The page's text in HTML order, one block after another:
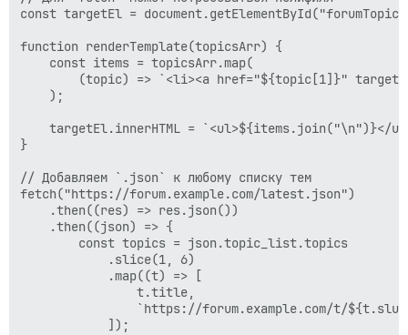
const targetEl =
function renderTemplate(topicsArr) {
    const items = topicsArr.map(
(topic) => `<li><a href="${topic[1]}"
    );
targetEl.innerHTML = `<ul>${items.join("\n")}</
}
// Добавляем `.json` к любому списку тем
fetch("https://forum.example.com/latest.json")
    .then((res) => res.json())
    .then((json) => {
        const topics = json.topic_list.topics
            .slice(1, 6)
            .map((t) => [
                t.title,
`https://forum.example.com/t/
            ]);